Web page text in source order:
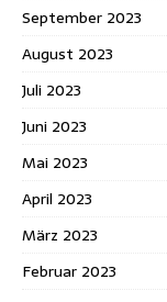
September 2023
August 2023
Juli 2023
Juni 2023
Mai 2023
April 2023
März 2023
Februar 2023